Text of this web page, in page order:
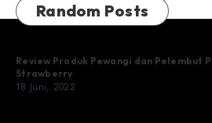
Random Posts
Review Produk Pewangi dan Pelembut
Strawberry
18 Juni, 2022